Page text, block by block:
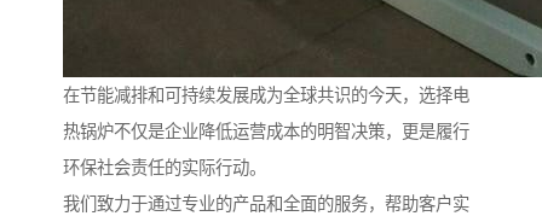
在节能减排和可持续发展成为全球共识的今天，选择电
热锅炉不仅是企业降低运营成本的明智决策，更是履行
环保社会责任的实际行动。
我们致力于通过专业的产品和全面的服务，帮助客户实